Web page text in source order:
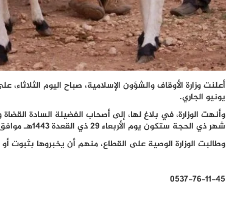
يونيو الجاري.
وأنهت الوزارة، في بلاغ لها، إلى أصحاب الفضيلة السادة
شهر ذي الحجة ستكون يوم الأربعاء 29 ذي القعدة 1443هـ موافق 29 يونيو 2022 م.
وطالبت الوزارة الوصية على القطاع، منهم أن يخبروها بثبوت
0537-76-11-45